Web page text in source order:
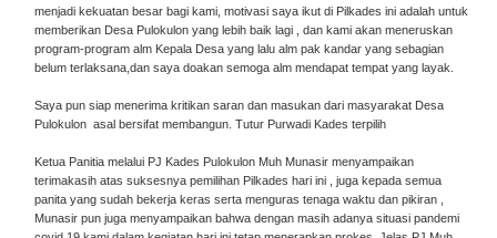
menjadi kekuatan besar bagi kami, motivasi saya ikut di Pilkades ini adalah untuk
memberikan Desa Pulokulon yang lebih baik lagi , dan kami akan meneruskan
program-program alm Kepala Desa yang lalu alm pak kandar yang sebagian
belum terlaksana,dan saya doakan semoga alm mendapat tempat yang layak.
Saya pun siap menerima kritikan saran dan masukan dari masyarakat Desa
Pulokulon asal bersifat membangun. Tutur Purwadi Kades terpilih
Ketua Panitia melalui PJ Kades Pulokulon Muh Munasir menyampaikan
terimakasih atas suksesnya pemilihan Pilkades hari ini , juga kepada semua
panita yang sudah bekerja keras serta menguras tenaga waktu dan pikiran ,
Munasir pun juga menyampaikan bahwa dengan masih adanya situasi pandemi